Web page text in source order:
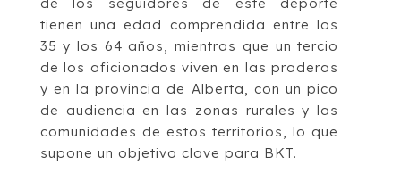
tienen una edad comprendida entre los
35 y los 64 años, mientras que un tercio
de los aficionados viven en las praderas
y en la provincia de Alberta, con un pico
de audiencia en las zonas rurales y las
comunidades de estos territorios, lo que
supone un objetivo clave para BKT.